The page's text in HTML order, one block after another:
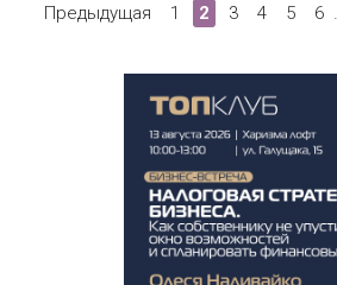
Предыдущая 1 2 3 4 5 6